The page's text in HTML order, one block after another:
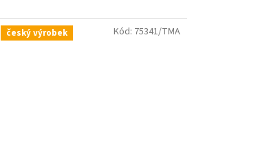
český výrobek Kód: 75341/TMA